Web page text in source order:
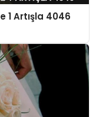
1 Artışla 4046